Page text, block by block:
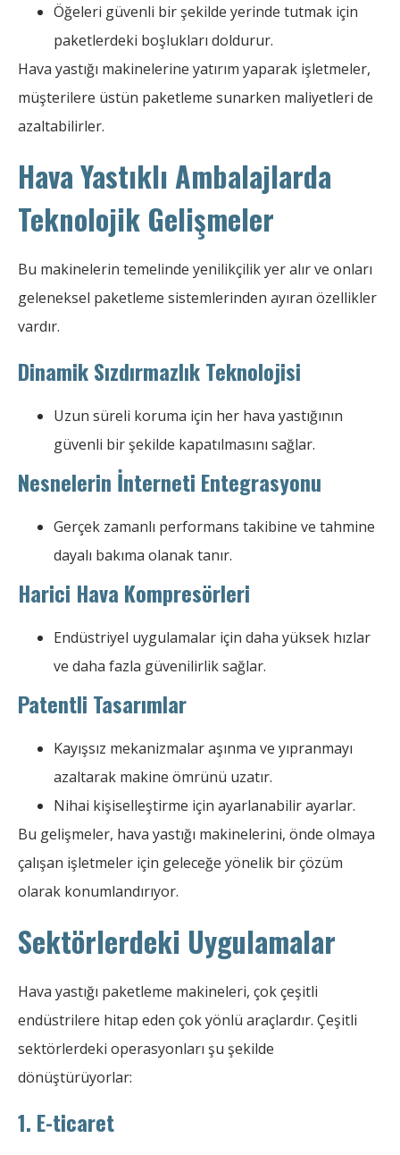
Öğeleri güvenli bir şekilde yerinde tutmak için
paketlerdeki boşlukları doldurur.
Hava yastığı makinelerine yatırım yaparak işletmeler,
müşterilere üstün paketleme sunarken maliyetleri de
azaltabilirler.
Hava Yastıklı Ambalajlarda
Teknolojik Gelişmeler
Bu makinelerin temelinde yenilikçilik yer alır ve onları
geleneksel paketleme sistemlerinden ayıran özellikler
vardır.
Dinamik Sızdırmazlık Teknolojisi
Uzun süreli koruma için her hava yastığının
güvenli bir şekilde kapatılmasını sağlar.
Nesnelerin İnterneti Entegrasyonu
Gerçek zamanlı performans takibine ve tahmine
dayalı bakıma olanak tanır.
Harici Hava Kompresörleri
Endüstriyel uygulamalar için daha yüksek hızlar
ve daha fazla güvenilirlik sağlar.
Patentli Tasarımlar
Kayışsız mekanizmalar aşınma ve yıpranmayı
azaltarak makine ömrünü uzatır.
Nihai kişiselleştirme için ayarlanabilir ayarlar.
Bu gelişmeler, hava yastığı makinelerini, önde olmaya
çalışan işletmeler için geleceğe yönelik bir çözüm
olarak konumlandırıyor.
Sektörlerdeki Uygulamalar
Hava yastığı paketleme makineleri, çok çeşitli
endüstrilere hitap eden çok yönlü araçlardır. Çeşitli
sektörlerdeki operasyonları şu şekilde
dönüştürüyorlar:
1. E-ticaret